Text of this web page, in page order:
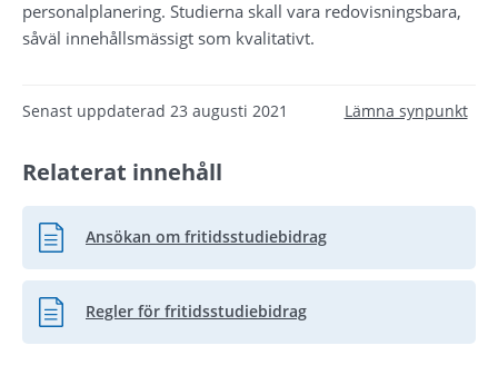
personalplanering. Studierna skall vara redovisningsbara,
såväl innehållsmässigt som kvalitativt.
Senast uppdaterad 23 augusti 2021 Lämna synpunkt
Relaterat innehåll
Ansökan om fritidsstudiebidrag
Pdf, 304.7 kB.
Regler för fritidsstudiebidrag
Pdf, 20.6 kB.